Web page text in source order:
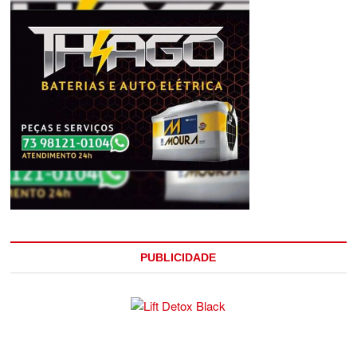
PUBLICIDADE